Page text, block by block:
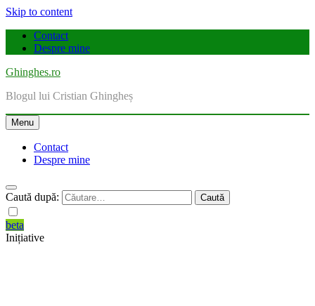
Skip to content
Contact
Despre mine
Ghinghes.ro
Blogul lui Cristian Ghingheș
Menu
Contact
Despre mine
Caută după:
beta
Inițiative